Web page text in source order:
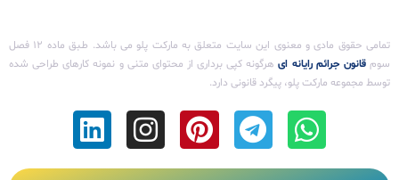
تمامی حقوق مادی و معنوی این سایت متعلق به مارکت پلو می باشد. طـبق ماده ۱۲ فصل
سوم ‌قانون جرائم رایانه ایهرگونه کپی برداری از محتوای متنی و نمونه کارهای طراحی شده
توسط مجموعه مارکت پلو، پیگرد قانونی دارد.